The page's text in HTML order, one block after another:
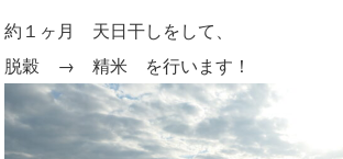
約１ヶ月 天日干しをして、
脱穀 → 精米 を行います！